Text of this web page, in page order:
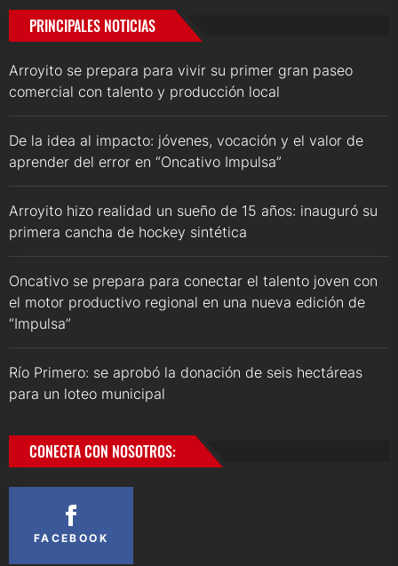
PRINCIPALES NOTICIAS
Arroyito se prepara para vivir su primer gran paseo
comercial con talento y producción local
De la idea al impacto: jóvenes, vocación y el valor de
aprender del error en “Oncativo Impulsa”
Arroyito hizo realidad un sueño de 15 años: inauguró su
primera cancha de hockey sintética
Oncativo se prepara para conectar el talento joven con
el motor productivo regional en una nueva edición de
“Impulsa”
Río Primero: se aprobó la donación de seis hectáreas
para un loteo municipal
CONECTA CON NOSOTROS:
FACEBOOK